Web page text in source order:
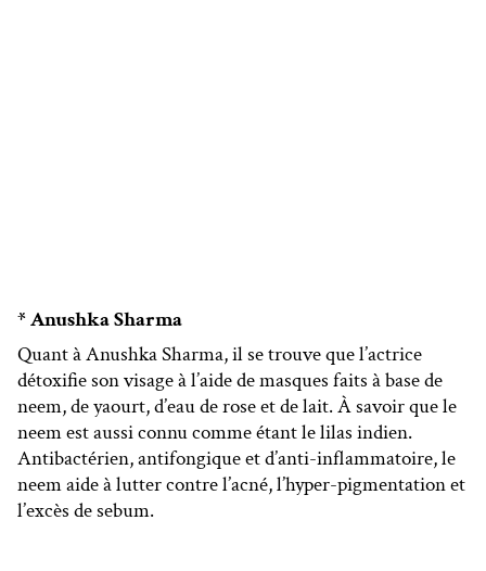
* Anushka Sharma
Quant à Anushka Sharma, il se trouve que l’actrice
détoxifie son visage à l’aide de masques faits à base de
neem, de yaourt, d’eau de rose et de lait. À savoir que le
neem est aussi connu comme étant le lilas indien.
Antibactérien, antifongique et d’anti-inflammatoire, le
neem aide à lutter contre l’acné, l’hyper-pigmentation et
l’excès de sebum.